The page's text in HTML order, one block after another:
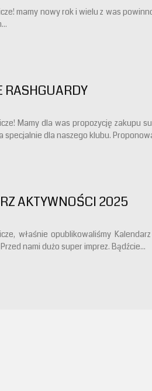
mamy nowy rok i wielu z was
RASHGUARDY
Mamy dla was propozycję zakupu
specjalnie dla naszego klubu.
AKTYWNOŚCI 2025
właśnie opublikowaliśmy
nami dużo super imprez. Bądźcie...